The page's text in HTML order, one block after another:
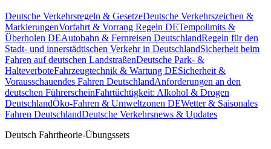
Deutsche Verkehrsregeln & GesetzeDeutsche Verkehrszeichen &
MarkierungenVorfahrt & Vorrang Regeln DETempolimits &
Überholen DEAutobahn & Fernreisen DeutschlandRegeln für den
Stadt- und innerstädtischen Verkehr in DeutschlandSicherheit beim
Fahren auf deutschen LandstraßenDeutsche Park- &
HalteverboteFahrzeugtechnik & Wartung DESicherheit &
Vorausschauendes Fahren DeutschlandAnforderungen an den
deutschen FührerscheinFahrtüchtigkeit: Alkohol & Drogen
DeutschlandÖko-Fahren & Umweltzonen DEWetter & Saisonales
Fahren DeutschlandDeutsche Verkehrsnews & Updates
Deutsch Fahrtheorie-Übungssets